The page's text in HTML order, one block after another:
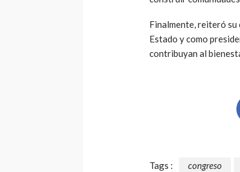
Finalmente, reiteró su
Estado y como
contribuyan al
Tags : congreso